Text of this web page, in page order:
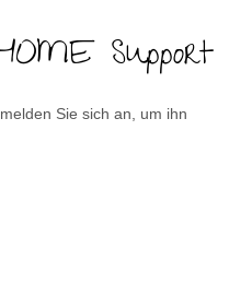
Support
Sie sich an, um ihn